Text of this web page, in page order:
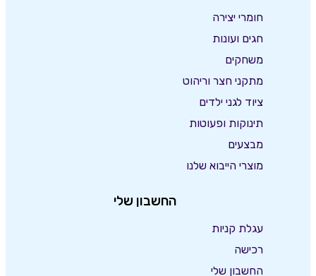
חומרי יצירה
חגים ועונות
משחקים
מתקני חצר וריהוט
ציוד לגני ילדים
תינוקות ופעוטות
מבצעים
מוצרי הייבוא שלנו
החשבון שלי
עגלת קניות
רכישה
החשבון שלי